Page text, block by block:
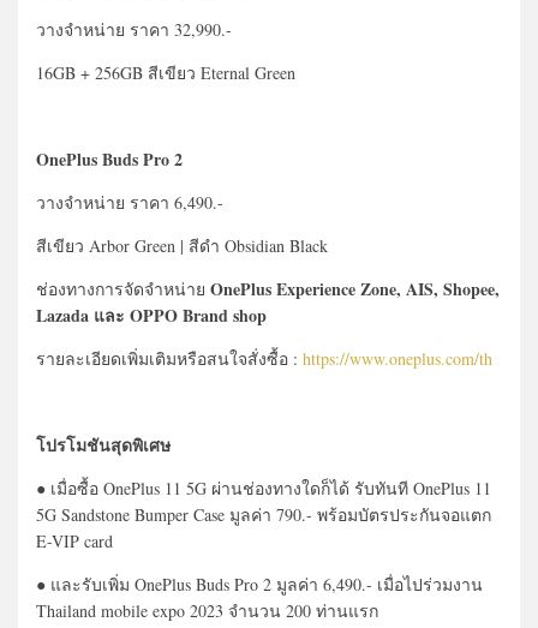
วางจำหน่าย ราคา 32,990.-
16GB + 256GB สีเขียว Eternal Green
OnePlus Buds Pro 2
วางจำหน่าย ราคา 6,490.-
สีเขียว Arbor Green | สีดำ Obsidian Black
ช่องทางการจัดจำหน่าย OnePlus Experience Zone, AIS, Shopee,
Lazada และ OPPO Brand shop
รายละเอียดเพิ่มเติมหรือสนใจสั่งซื้อ : https://www.oneplus.com/th
โปรโมชันสุดพิเศษ
● เมื่อซื้อ OnePlus 11 5G ผ่านช่องทางใดก็ได้ รับทันที OnePlus 11
5G Sandstone Bumper Case มูลค่า 790.- พร้อมบัตรประกันจอแตก
E-VIP card
● และรับเพิ่ม OnePlus Buds Pro 2 มูลค่า 6,490.- เมื่อไปร่วมงาน
Thailand mobile expo 2023 จำนวน 200 ท่านแรก